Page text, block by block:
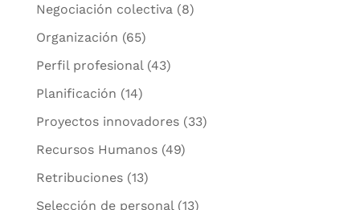
Negociación colectiva (8)
Organización (65)
Perfil profesional (43)
Planificación (14)
Proyectos innovadores(33)
Recursos Humanos(49)
Retribuciones(13)
Selección de personal (13)